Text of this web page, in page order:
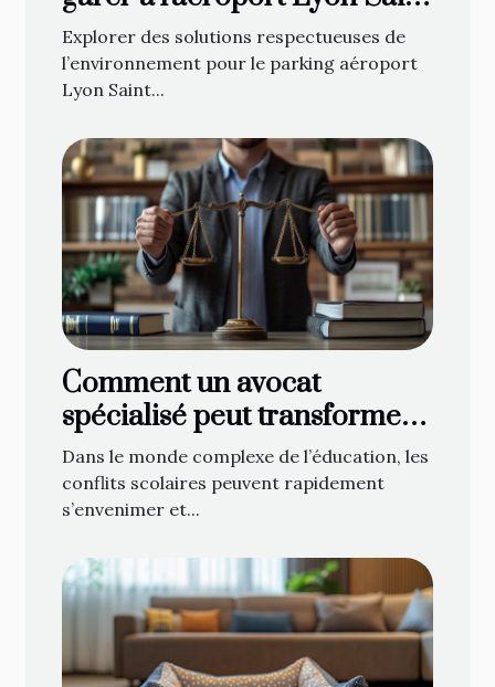
Exupéry
Explorer des solutions respectueuses de
l’environnement pour le parking aéroport
Lyon Saint...
Comment un avocat
spécialisé peut transformer
les conflits scolaires ?
Dans le monde complexe de l’éducation, les
conflits scolaires peuvent rapidement
s’envenimer et...